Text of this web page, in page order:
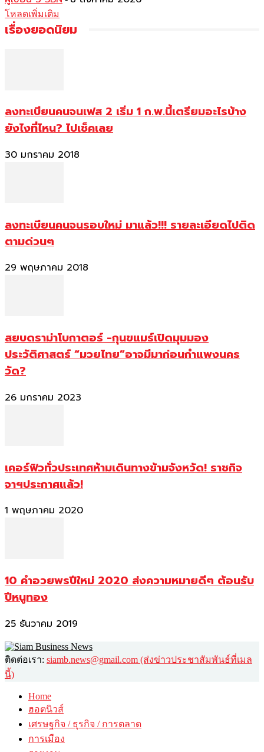
โหลดเพิ่มเติม
เรื่องยอดนิยม
ลงทะเบียนคนจนเฟส 2 เริ่ม 1 ก.พ.นี้เตรียมอะไรบ้าง
ยังไงที่ไหน? ไปเช็คเลย
30 มกราคม 2018
ลงทะเบียนคนจนรอบใหม่ มาแล้ว!!! รายละเอียดไปติด
ตามด่วนๆ
29 พฤษภาคม 2018
สยบดราม่าโบกาตอร์ -กุนขแมร์เปิดมุมมอง
ประวัติศาสตร์ “มวยไทย”อาจมีมาก่อนกำแพงนคร
วัด?
26 มกราคม 2023
เคอร์ฟิวทั่วประเทศห้ามเดินทางข้ามจังหวัด! ราชกิจ
จาฯประกาศแล้ว!
1 พฤษภาคม 2020
10 คำอวยพรปีใหม่ 2020 ส่งความหมายดีๆ ต้อนรับ
ปีหนูทอง
25 ธันวาคม 2019
ติดต่อเรา: siamb.news@gmail.com (ส่งข่าวประชาสัมพันธ์ที่เมล
นี้)
Home
ฮอตนิวส์
เศรษฐกิจ / ธุรกิจ / การตลาด
การเมือง